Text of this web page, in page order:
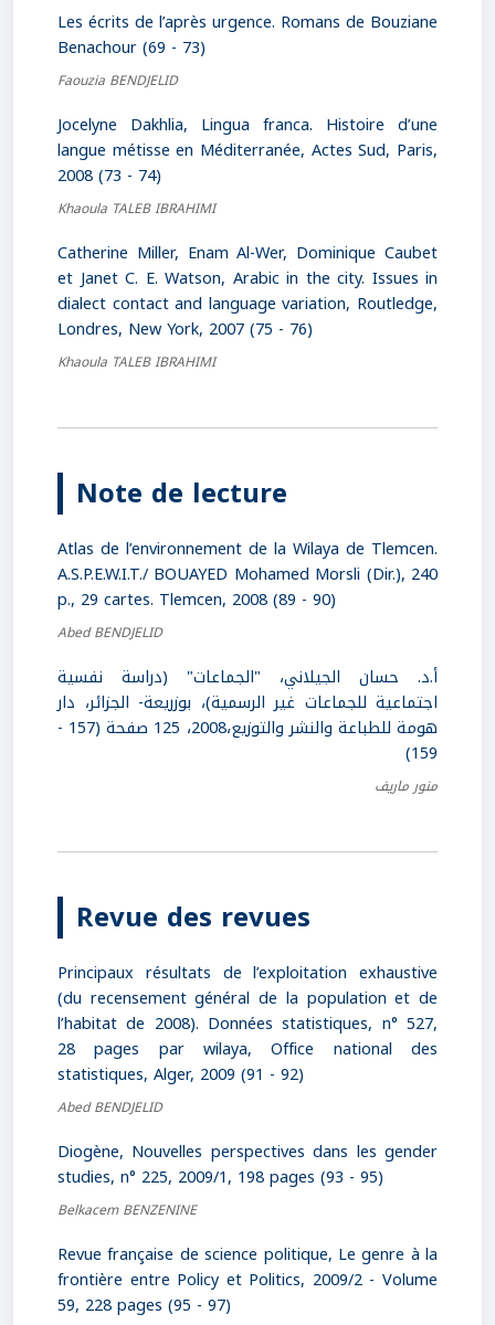
Les écrits de l’après urgence. Romans de Bouziane
Benachour (69 - 73)
Faouzia BENDJELID
Jocelyne Dakhlia, Lingua franca. Histoire d’une
langue métisse en Méditerranée, Actes Sud, Paris,
2008 (73 - 74)
Khaoula TALEB IBRAHIMI
Catherine Miller, Enam Al-Wer, Dominique Caubet
et Janet C. E. Watson, Arabic in the city. Issues in
dialect contact and language variation, Routledge,
Londres, New York, 2007 (75 - 76)
Khaoula TALEB IBRAHIMI
Note de lecture
Atlas de l’environnement de la Wilaya de Tlemcen.
A.S.P.E.W.I.T./ BOUAYED Mohamed Morsli (Dir.), 240
p., 29 cartes. Tlemcen, 2008 (89 - 90)
Abed BENDJELID
أ.د. حسان الجيلاني، "الجماعات" (دراسة نفسية
اجتماعية للجماعات غير الرسمية)، بوزريعة- الجزائر، دار
هومة للطباعة والنشر والتوزيع،2008، 125 صفحة (157 -
159)
منور ماريف
Revue des revues
Principaux résultats de l’exploitation exhaustive
(du recensement général de la population et de
l’habitat de 2008). Données statistiques, n° 527,
28 pages par wilaya, Office national des
statistiques, Alger, 2009 (91 - 92)
Abed BENDJELID
Diogène, Nouvelles perspectives dans les gender
studies, n° 225, 2009/1, 198 pages (93 - 95)
Belkacem BENZENINE
Revue française de science politique, Le genre à la
frontière entre Policy et Politics, 2009/2 - Volume
59, 228 pages (95 - 97)